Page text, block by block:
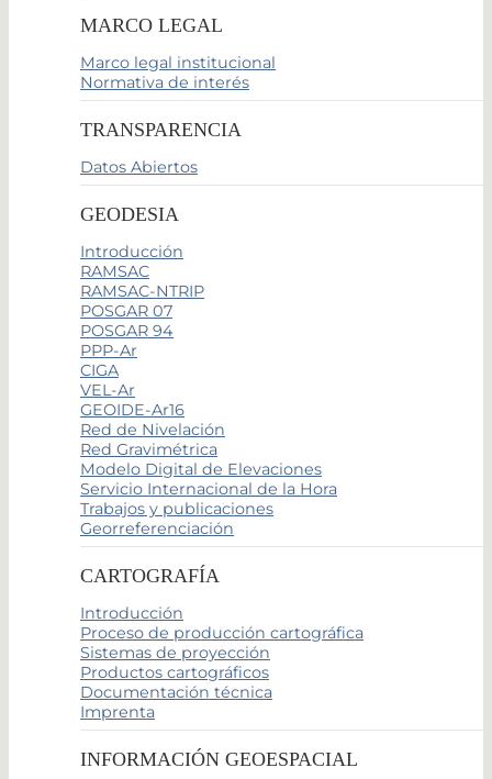
MARCO LEGAL
Marco legal institucional
Normativa de interés
TRANSPARENCIA
Datos Abiertos
GEODESIA
Introducción
RAMSAC
RAMSAC-NTRIP
POSGAR 07
POSGAR 94
PPP-Ar
CIGA
VEL-Ar
GEOIDE-Ar16
Red de Nivelación
Red Gravimétrica
Modelo Digital de Elevaciones
Servicio Internacional de la Hora
Trabajos y publicaciones
Georreferenciación
CARTOGRAFÍA
Introducción
Proceso de producción cartográfica
Sistemas de proyección
Productos cartográficos
Documentación técnica
Imprenta
INFORMACIÓN GEOESPACIAL